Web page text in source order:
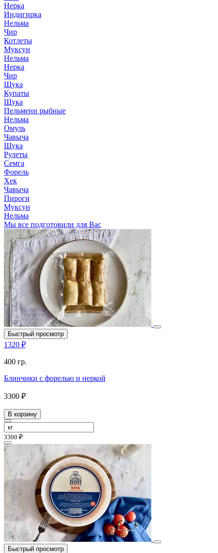
Нерка
Индигирка
Нельма
Чир
Котлеты
Муксун
Нельма
Нерка
Чир
Щука
Купаты
Щука
Пельмени рыбные
Нельма
Омуль
Чавыча
Щука
Рулеты
Семга
Форель
Хек
Чавыча
Пироги
Муксун
Нельма
Мы все подготовили для Вас
Быстрый просмотр
1320 ₽
400 гр.
Блинчики с форелью и неркой
3300 ₽
В корзину
3300 ₽
Быстрый просмотр